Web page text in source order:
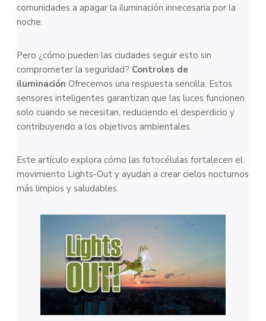
comunidades a apagar la iluminación innecesaria por la
noche.
Pero ¿cómo pueden las ciudades seguir esto sin
comprometer la seguridad? Controles de
iluminación Ofrecemos una respuesta sencilla. Estos
sensores inteligentes garantizan que las luces funcionen
solo cuando se necesitan, reduciendo el desperdicio y
contribuyendo a los objetivos ambientales.
Este artículo explora cómo las fotocélulas fortalecen el
movimiento Lights-Out y ayudan a crear cielos nocturnos
más limpios y saludables.